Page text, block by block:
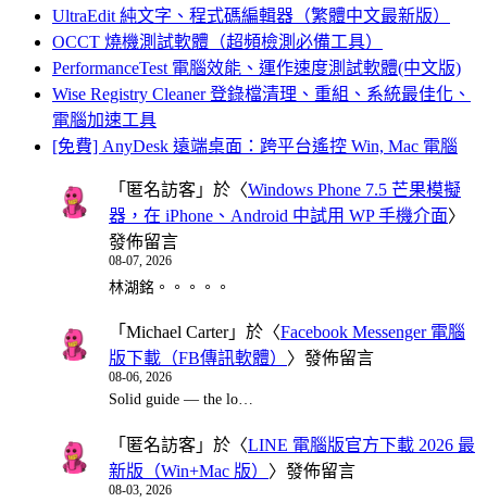
UltraEdit 純文字、程式碼編輯器（繁體中文最新版）
OCCT 燒機測試軟體（超頻檢測必備工具）
PerformanceTest 電腦效能、運作速度測試軟體(中文版)
Wise Registry Cleaner 登錄檔清理、重組、系統最佳化、
電腦加速工具
[免費] AnyDesk 遠端桌面：跨平台遙控 Win, Mac 電腦
「 匿名訪客 」於〈Windows Phone 7.5 芒果模擬
器，在 iPhone、Android 中試用 WP 手機介面〉
發佈留言
08-07, 2026
林湖銘。。。。。
「 Michael Carter」於〈Facebook Messenger 電腦
版下載（FB傳訊軟體） 〉發佈留言
08-06, 2026
Solid guide — the lo…
「 匿名訪客 」於〈LINE 電腦版官方下載 2026 最
新版（Win+Mac 版） 〉發佈留言
08-03, 2026